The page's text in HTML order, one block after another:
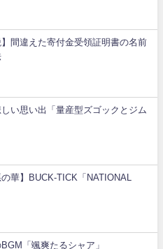
】間違えた寄付金受領証明書の名前
しい思い出「量産型ズゴックとジム
の華】BUCK-TICK「NATIONAL
「颯爽たるシャア」